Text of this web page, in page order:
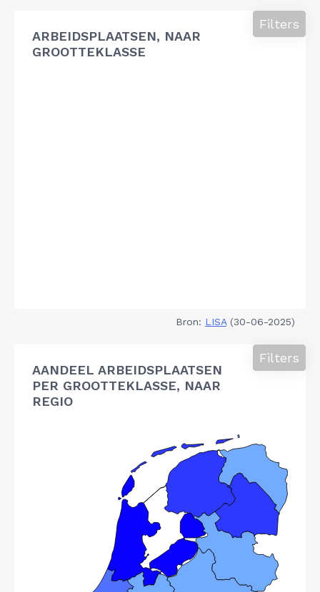
ARBEIDSPLAATSEN, NAAR
GROOTTEKLASSE
Filters
Bron: LISA(30-06-2025)
AANDEEL ARBEIDSPLAATSEN
PER GROOTTEKLASSE, NAAR
REGIO
Filters